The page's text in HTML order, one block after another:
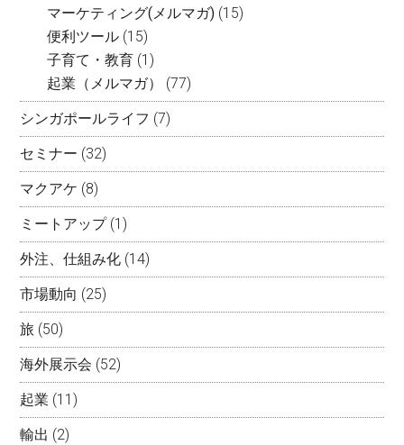
マーケティング(メルマガ) (15)
便利ツール (15)
子育て・教育 (1)
起業（メルマガ）
(77)
シンガポールライフ (7)
セミナー (32)
マクアケ (8)
ミートアップ(1)
外注、仕組み化 (14)
市場動向 (25)
旅 (50)
海外展示会 (52)
起業 (11)
輸出 (2)